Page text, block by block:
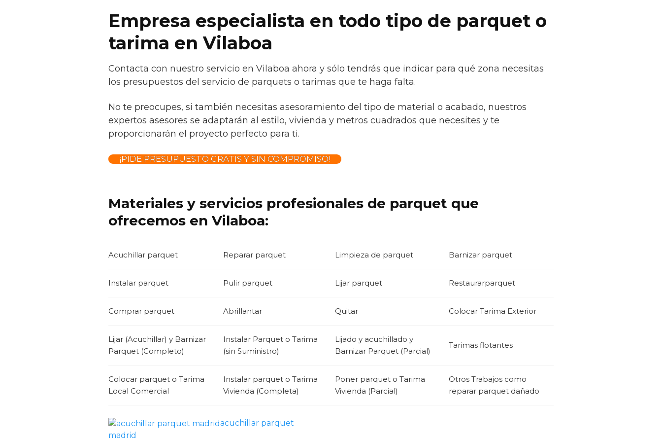
Empresa especialista en todo tipo de parquet o
tarima en Vilaboa
Contacta con nuestro servicio en Vilaboa ahora y sólo tendrás que indicar para qué zona necesitas
los presupuestos del servicio de parquets o tarimas que te haga falta.
No te preocupes, si también necesitas asesoramiento del tipo de material o acabado, nuestros
expertos asesores se adaptarán al estilo, vivienda y metros cuadrados que necesites y te
proporcionarán el proyecto perfecto para ti.
¡PIDE PRESUPUESTO GRATIS Y SIN COMPROMISO!
Materiales y servicios profesionales de parquet que
ofrecemos en Vilaboa:
Acuchillar parquet Reparar parquet Limpieza de parquet Barnizar parquet
Instalar parquet Pulir parquet Lijar parquet Restaurarparquet
Comprar parquet Abrillantar Quitar Colocar Tarima Exterior
Lijar (Acuchillar) y Barnizar
Parquet (Completo)
Instalar Parquet o Tarima
(sin Suministro)
Lijado y acuchillado y
Barnizar Parquet (Parcial)
Tarimas flotantes
Colocar parquet o Tarima
Local Comercial
Instalar parquet o Tarima
Vivienda (Completa)
Poner parquet o Tarima
Vivienda (Parcial)
Otros Trabajos como
reparar parquet dañado
acuchillar parquet
madrid